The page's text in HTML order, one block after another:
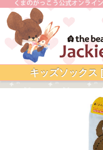
キッズソックス